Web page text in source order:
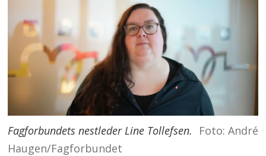
Fagforbundets nestleder Line Tollefsen.
Foto: André
Haugen/Fagforbundet